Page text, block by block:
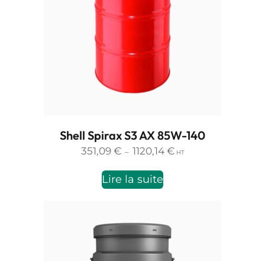
Shell Spirax S3 AX 85W-140
351,09 € – 1120,14 €Plage
HT
Lire la suite